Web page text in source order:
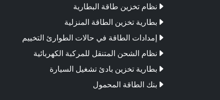
نظام تخزين طاقة البطارية
بطارية تخزين الطاقة المنزلية
إمدادات الطاقة في حالات الطوارئ التخييم
نظام الشحن المتنقل للمركبة الكهربائية
بطارية تخزين بادئ تشغيل السيارة
بنك الطاقة المحمول